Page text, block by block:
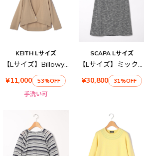
KEITH Lサイズ
【Lサイズ】Billowyカーディガン
¥11,000
53%OFF
手洗い可
SCAPA Lサイズ
【Lサイズ】ミックスツィードスカート
¥30,800
31%OFF